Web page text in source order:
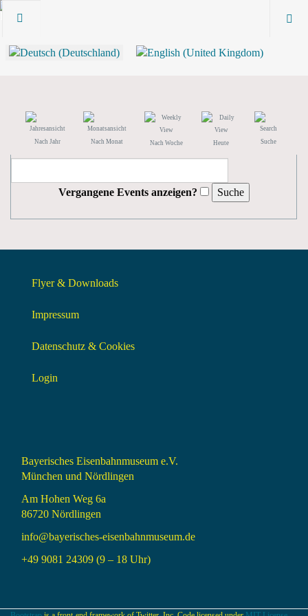
Nach Jahr Nach Monat Nach Woche Heute Suche
Vergangene Events anzeigen?
Flyer & Downloads
Impressum
Datenschutz & Cookies
Login
Bayerisches Eisenbahnmuseum e.V.
München und Nördlingen
Am Hohen Weg 6a
86720 Nördlingen
info@bayerisches-eisenbahnmuseum.de
+49 9081 24309 (9 – 18 Uhr)